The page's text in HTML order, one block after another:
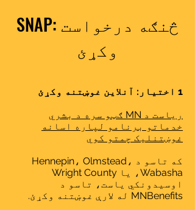
SNAP: څنګه درخواست
وکړئ
1 اختیار: آنلاین غوښتنه وکړئ
ریاست د MN ګټو سره د بشري
خدماتو برنامو لپاره اسانه
غوښتنلیک چمتو کوي
که تاسو د Hennepin، Olmstead،
Wabasha، یا Wright County
اوسیدونکي یاست، تاسو د
MNBenefits له لارې غوښتنه وکړئ.